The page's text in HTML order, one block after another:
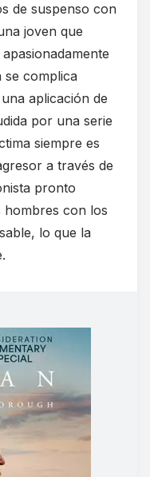
de suspenso con
joven que
se complica
aplicación de
por una serie
siempre es
a través de
pronto
hombres con los
lo que la